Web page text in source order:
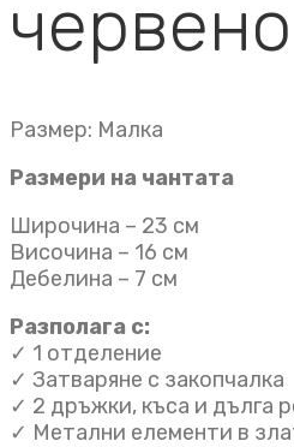
червено
Размер: Малка
Размери на чантата
Широчина – 23 см
Височина – 16 см
Дебелина – 7 см
Разполага с:
✓ 1 отделениe
✓ Затваряне с закопчалка
✓ 2 дръжки, къса и дълга
✓ Метални елементи в